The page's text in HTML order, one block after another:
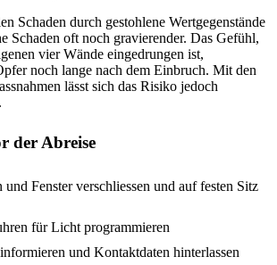
Schaden durch gestohlene Wertgegenstände
Schaden oft noch gravierender. Das Gefühl,
vier Wände eingedrungen ist,
noch lange nach dem Einbruch. Mit den
lässt sich das Risiko jedoch
der Abreise
Fenster verschliessen und auf festen Sitz
für Licht programmieren
und Kontaktdaten hinterlassen